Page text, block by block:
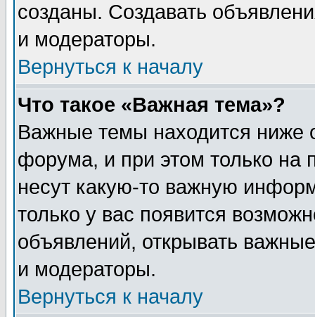
созданы. Создавать
и модераторы.
Вернуться к началу
Что такое «Важная тема»?
Важные темы находится ниже
форума, и при этом только на
несут какую-то важную
только у вас появится
объявлений, открывать
и модераторы.
Вернуться к началу